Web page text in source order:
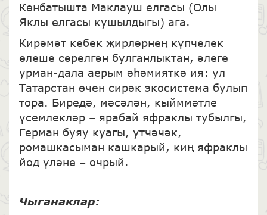
Көнбатышта Маклауш елгасы (Олы
Яклы елгасы кушылдыгы) ага.
Кирәмәт кебек җирләрнең күпчелек
өлеше сөрелгән булганлыктан, әлеге
урман-дала аерым әһәмияткә ия: ул
Татарстан өчен сирәк экосистема булып
тора. Биредә, мәсәлән, кыйммәтле
үсемлекләр – ярабай яфраклы тубылгы,
Герман буяу куагы, утчәчәк,
ромашкасыман кашкарый, киң яфраклы
йод үләне – очрый.
Чыганаклар: